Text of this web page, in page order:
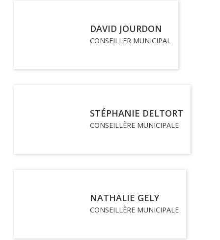
DAVID JOURDON
CONSEILLER MUNICIPAL
STÉPHANIE DELTORT
CONSEILLÈRE MUNICIPALE
NATHALIE GELY
CONSEILLÈRE MUNICIPALE